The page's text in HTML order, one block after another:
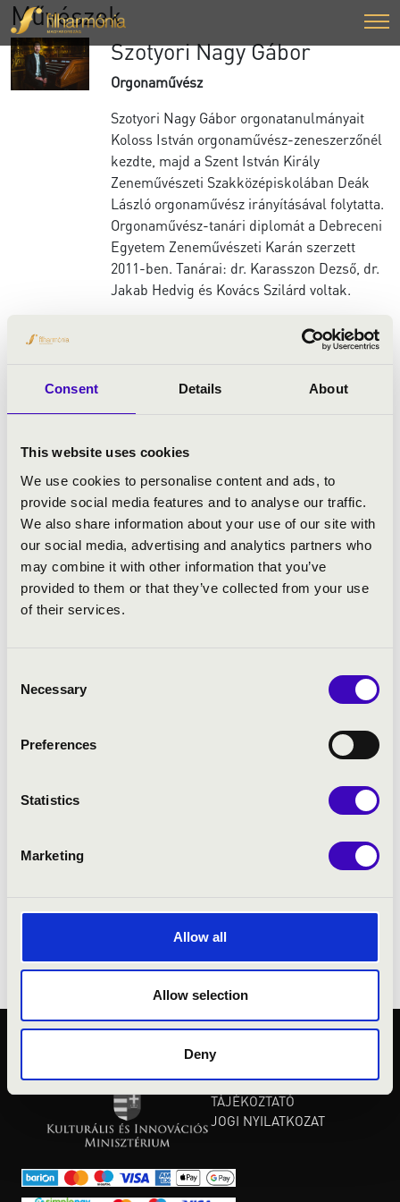
Consent Details About
This website uses cookies
We use cookies to personalise content and ads, to
provide social media features and to analyse our traffic.
We also share information about your use of our site with
our social media, advertising and analytics partners who
may combine it with other information that you’ve
provided to them or that they’ve collected from your use
of their services.
Selection
Necessary
Preferences
Statistics
Marketing
Allow all
Allow selection
Deny
Művészek
Szotyori Nagy Gábor
Orgonaművész
Szotyori Nagy Gábor orgonatanulmányait
Koloss István orgonaművész-zeneszerzőnél
kezdte, majd a Szent István Király
Zeneművészeti Szakközépiskolában Deák
László orgonaművész irányításával folytatta.
Orgonaművész-tanári diplomát a Debreceni
Egyetem Zeneművészeti Karán szerzett
2011-ben. Tanárai: dr. Karasszon Dezső, dr.
Jakab Hedvig és Kovács Szilárd voltak.
2010-2018 között a Budapest Belvárosi
Nagyboldogasszony Főplébánia
és a Kispesti Református Egyházközségek
zenei vezetője, orgonaművésze. Emellett a
helyettes orgonaművésze.
Rendszeres koncerttevékenységet folytat
Magyarországon és külföldön egyaránt, évi
60-70 különböző koncerten közreműködik.
Külföldi szerepléseinek helyszínei voltak:
Ausztria, Németország, Franciaország,
Olaszország, Svájc, Lettország, Dánia,
kortárs zenéig szinte minden fontosabb mű
2011-ben a Liszt bicentenárium alkalmából
Liszt Ferenc összes orgonaművét és átiratát
koncertsorozatok keretében.
KÖZÉRDEKŰ ADATOK
ADATVÉDELMI
TÁJÉKOZTATÓ
JOGI NYILATKOZAT